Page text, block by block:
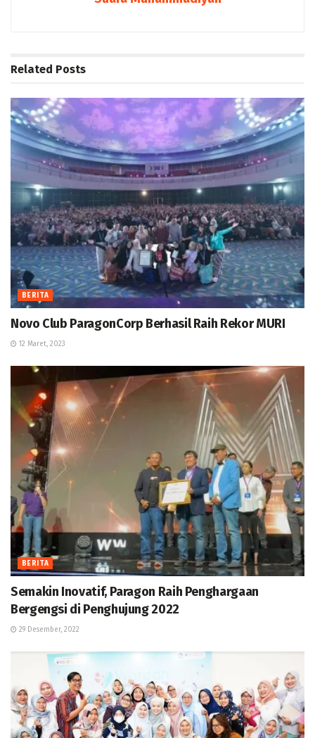
Related Posts
BERITA
Novo Club ParagonCorp Berhasil Raih Rekor MURI
12 Maret, 2023
BERITA
Semakin Inovatif, Paragon Raih Penghargaan
Bergengsi di Penghujung 2022
29 Desember, 2022